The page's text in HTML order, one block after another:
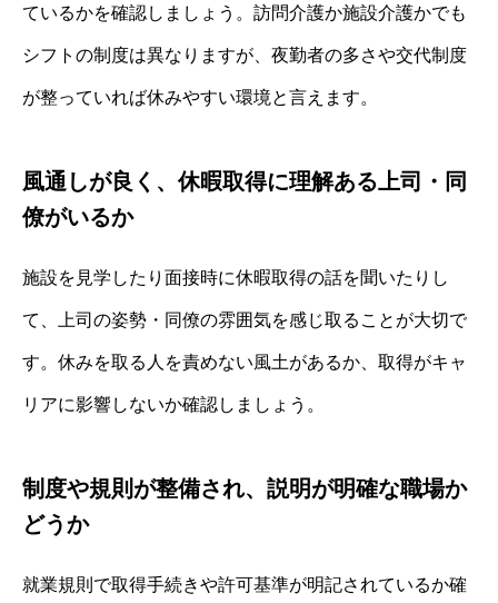
ているかを確認しましょう。訪問介護か施設介護かでも
シフトの制度は異なりますが、夜勤者の多さや交代制度
が整っていれば休みやすい環境と言えます。
風通しが良く、休暇取得に理解ある上司・同
僚がいるか
施設を見学したり面接時に休暇取得の話を聞いたりし
て、上司の姿勢・同僚の雰囲気を感じ取ることが大切で
す。休みを取る人を責めない風土があるか、取得がキャ
リアに影響しないか確認しましょう。
制度や規則が整備され、説明が明確な職場か
どうか
就業規則で取得手続きや許可基準が明記されているか確